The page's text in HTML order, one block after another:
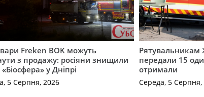
Freken BOK можуть
з продажу: росіяни знищили
у Дніпрі
5 Серпня, 2026
передали 15
отримали
Середа, 5 Серпня,